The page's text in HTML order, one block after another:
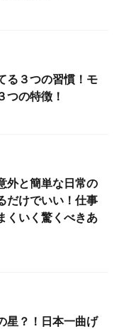
る３つの習慣！モ
つの特徴！
外と簡単な日常の
だけでいい！仕事
くいく驚くべきあ
星？！日本一曲げ